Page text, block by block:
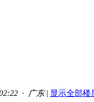
· 广东 | 显示全部楼